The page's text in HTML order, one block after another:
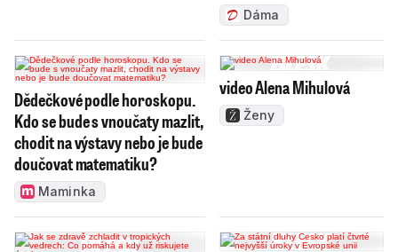
Dáma
Dědečkové podle horoskopu.
Kdo se bude s vnoučaty mazlit,
chodit na výstavy nebo je bude
doučovat matematiku?
Maminka
video Alena Mihulová
Ženy